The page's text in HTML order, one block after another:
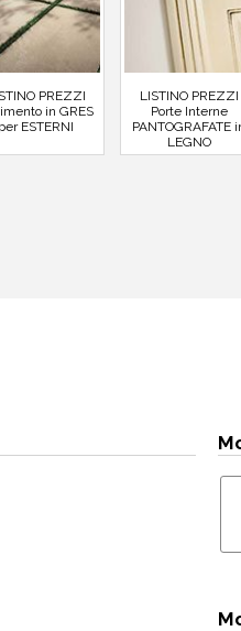
PREZZI
in GRES
per ESTERNI
LISTINO PREZZI
Porte Interne
PANTOGRAFATE
LEGNO